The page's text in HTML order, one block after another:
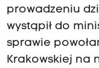
prowadzeniu
wystąpił do
sprawie
Krakowskiej na